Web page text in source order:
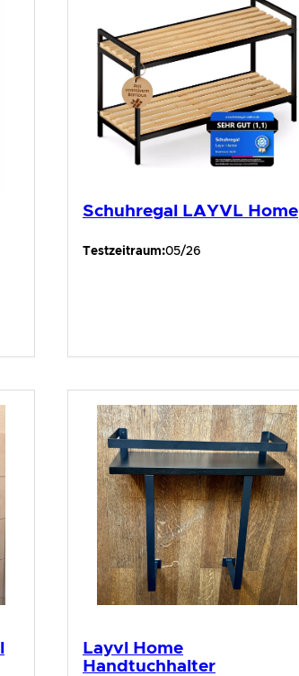
Schuhregal LAYVL Home
Testzeitraum:05/26
Layvl Home
Handtuchhalter